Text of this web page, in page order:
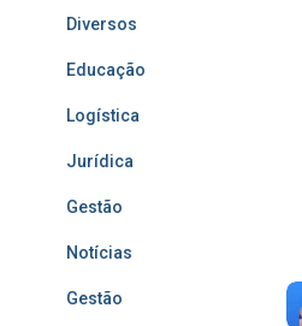
Diversos
Educação
Logística
Jurídica
Gestão
Notícias
Gestão